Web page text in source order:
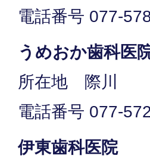
電話番号 077-
うめおか歯科医
所在地 際川
電話番号 077-
伊東歯科医院